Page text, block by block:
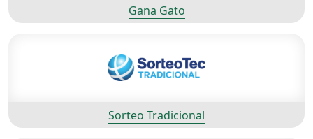
Gana Gato
Sorteo Tradicional